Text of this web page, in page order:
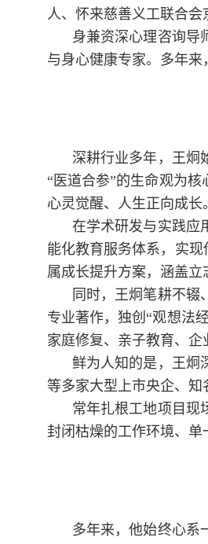
人、怀来慈善义工联合
身兼资深心理咨询导
与身心健康专家。多年
深耕行业多年，王炯
“医道合参”的生命观为
心灵觉醒、人生正向成长。
在学术研发与实践应
能化教育服务体系，实
属成长提升方案，涵盖立
同时，王炯笔耕不
专业著作，独创“观想法
家庭修复、亲子教育、企
鲜为人知的是，王炯
等多家大型上市央企、知
常年扎根工地项目现
封闭枯燥的工作环境、单
多年来，他始终心系